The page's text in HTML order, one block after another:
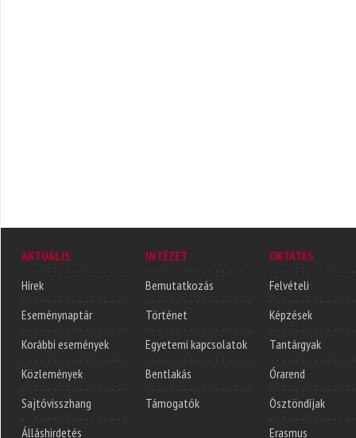
AKTUÁLIS
Hírek
Eseménynaptár
Korábbi események
Közlemények
Sajtóvisszhang
Álláshirdetés
INTÉZET
Bemutatkozás
Történet
Egyetemi kapcsolatok
Bentlakás
Támogatók
OKTATÁS
Felvételi
Képzések
Tantárgyak
Órarend
Ösztöndíjak
Erasmus